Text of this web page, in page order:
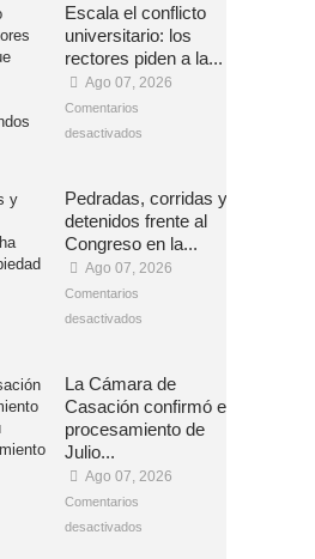
Escala el conflicto
universitario: los
rectores piden a la...
Ago 07, 2026
Comentarios
desactivados
Pedradas, corridas y
detenidos frente al
Congreso en la...
Ago 07, 2026
Comentarios
desactivados
La Cámara de
Casación confirmó el
procesamiento de
Julio...
Ago 07, 2026
Comentarios
desactivados